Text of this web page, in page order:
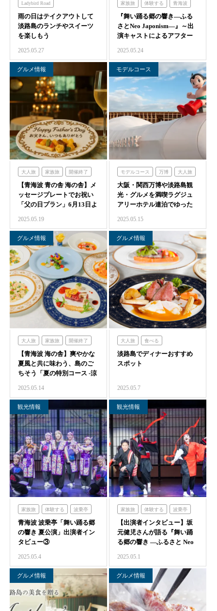
Ladybird Road
ミエレザダイナー 海の舎
青海波 シェフガーデン
クラフトサーカス
雨の日はテイクアウトして
淡路島のランチやスイーツ
を楽しもう
2025.05.27
家族旅 体験する 青海波
『舞い踊る郷の響き―ふる
さとNeo Japonism―』～出
演キャストによるアフター
2025.05.24
グルメ情報
大人旅 家族旅 開催終了
食べる 青の舎 海の舎
青海波
【青海波 青の舎 海の舎】メ
ッセージプレートでお祝い
「父の日プラン」6月13日よ
2025.05.19
モデルコース
モデルコース 万博 大人旅
家族旅 食べる 体験する
オーシャンテラス
グランシャリオ
のじまスコーラ
クラフトサーカス
ニジゲンノモリ
大阪・関西万博や淡路島観
光・グルメを満喫ラグジュ
アリーホテル連泊でゆった
2025.05.15
グルメ情報
大人旅 家族旅 開催終了
食べる 海の舎 青海波
【青海波 海の舎】爽やかな
夏風と共に味わう、島のご
ちそう「夏の特別コース -涼
2025.05.14
グルメ情報
大人旅 食べる
フレンチの森
オーシャンテラス
淡路島でディナーおすすめ
スポット
2025.05.7
観光情報
家族旅 体験する 波乗亭
青海波
青海波 波乗亭「舞い踊る郷
の響き 夏公演」出演者イン
タビュー③
2025.05.4
観光情報
家族旅 体験する 波乗亭
青海波
【出演者インタビュー】坂
元健児さんが語る『舞い踊
る郷の響き ―ふるさと Neo
2025.05.1
グルメ情報 グルメ情報